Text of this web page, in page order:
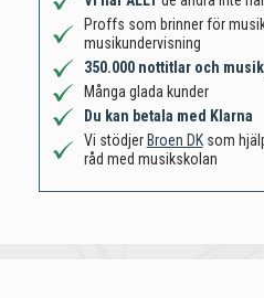
Proffs som brinner för
musikundervisning
350.000 nottitlar och
Många glada kunder
Du kan betala med Klarna
Vi stödjer Broen DKsom
råd med musikskolan